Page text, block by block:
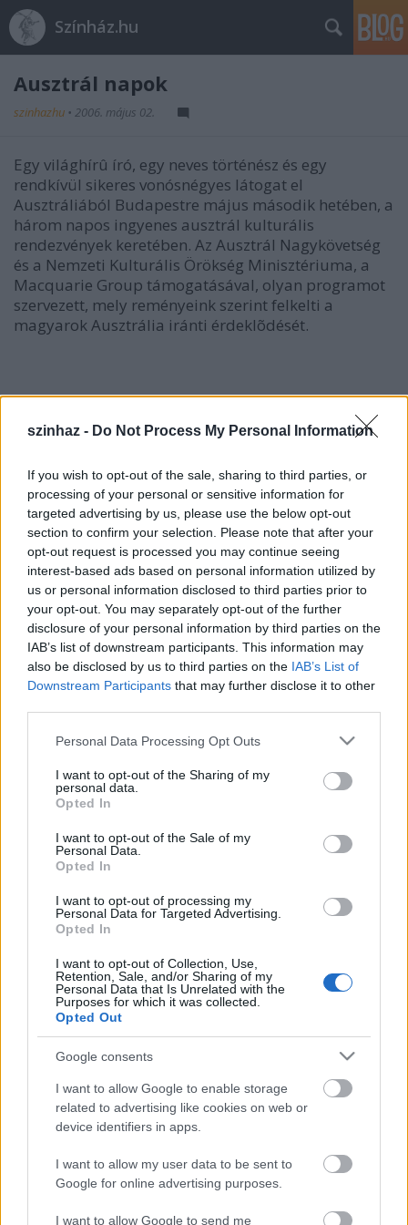
szinhaz - Do Not Process My Personal Information
If you wish to opt-out of the sale, sharing to third parties, or
processing of your personal or sensitive information for
targeted advertising by us, please use the below opt-out
section to confirm your selection. Please note that after your
opt-out request is processed you may continue seeing
interest-based ads based on personal information utilized by
us or personal information disclosed to third parties prior to
your opt-out. You may separately opt-out of the further
disclosure of your personal information by third parties on the
IAB’s list of downstream participants. This information may
also be disclosed by us to third parties on the IAB’s List of
Downstream Participants that may further disclose it to other
Please note that this website/app uses one or more Google
not limited to your visit or usage behaviour. You may click to
grant or deny consent to Google and its third-party tags to
use your data for below specified purposes in below Google
consent section.
Personal Data Processing Opt Outs
I want to opt-out of the Sharing of my
personal data.
Opted In
I want to opt-out of the Sale of my
Personal Data.
Opted In
I want to opt-out of processing my
Personal Data for Targeted Advertising.
Opted In
I want to opt-out of Collection, Use,
Retention, Sale, and/or Sharing of my
Personal Data that Is Unrelated with the
Purposes for which it was collected.
Opted Out
Google consents
I want to allow Google to enable storage
related to advertising like cookies on web or
device identifiers in apps.
I want to allow my user data to be sent to
Google for online advertising purposes.
I want to allow Google to send me
Színház.hu
Ausztrál napok
szinhazhu • 2006. május 02.
Egy világhírû író, egy neves történész és egy
rendkívül sikeres vonósnégyes látogat el
Ausztráliából Budapestre május második hetében, a
három napos ingyenes ausztrál kulturális
rendezvények keretében. Az Ausztrál Nagykövetség
és a Nemzeti Kulturális Örökség Minisztériuma, a
Macquarie Group támogatásával, olyan programot
szervezett, mely reményeink szerint felkelti a
magyarok Ausztrália iránti érdeklõdését.
Az eseménysorozatot a díjnyertes ausztrál
vonósnégyes a Tankstream koncertje nyitja és zárja
majd, akik élőkoncertet adnak május 8-án a Bartók
közreműködésével, illetve május 10-én a Liszt Ferenc
Kamarazenekarral az Óbudai Társaskörben lépnek
fel.
A program részeként a világszerte elismert író
Thomas Keneally (Schindler Listája) tart felolvasást a
Merlin Színházban május 9-én, 18.00 órai kezdettel.
Keneally úr szépirodalmi és egyéb műveiből olvas
majd fel. Május 10-én, 17.00-kor pedig a Közép-
Európai Egyetem előtermében tart előadást "The
Writer and Ethnic Hysteria" címmel.
megrendezésre kerülő program keretében 14.00
professzor előadása lesz hallható, az Eureka
felkelésről, amely az ausztrál történelem egy
oktatási lehetőségekről szóló előadás következik. Ezt
kíséri két különböző könyvbemutató Ausztráliáról és
forrás: Merlin Színház
Ajánlott bejegyzések:
Rögtön dupla premierrel kezdi az új
Kamaradarabok, kortárs drámák,